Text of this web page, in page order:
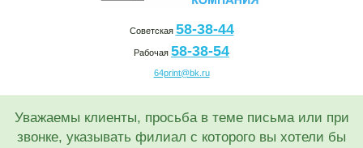
Советская 58-38-44
Рабочая 58-38-54
64print@bk.ru
Уважаемы клиенты, просьба в теме письма или при
звонке, указывать филиал с которого вы хотели бы